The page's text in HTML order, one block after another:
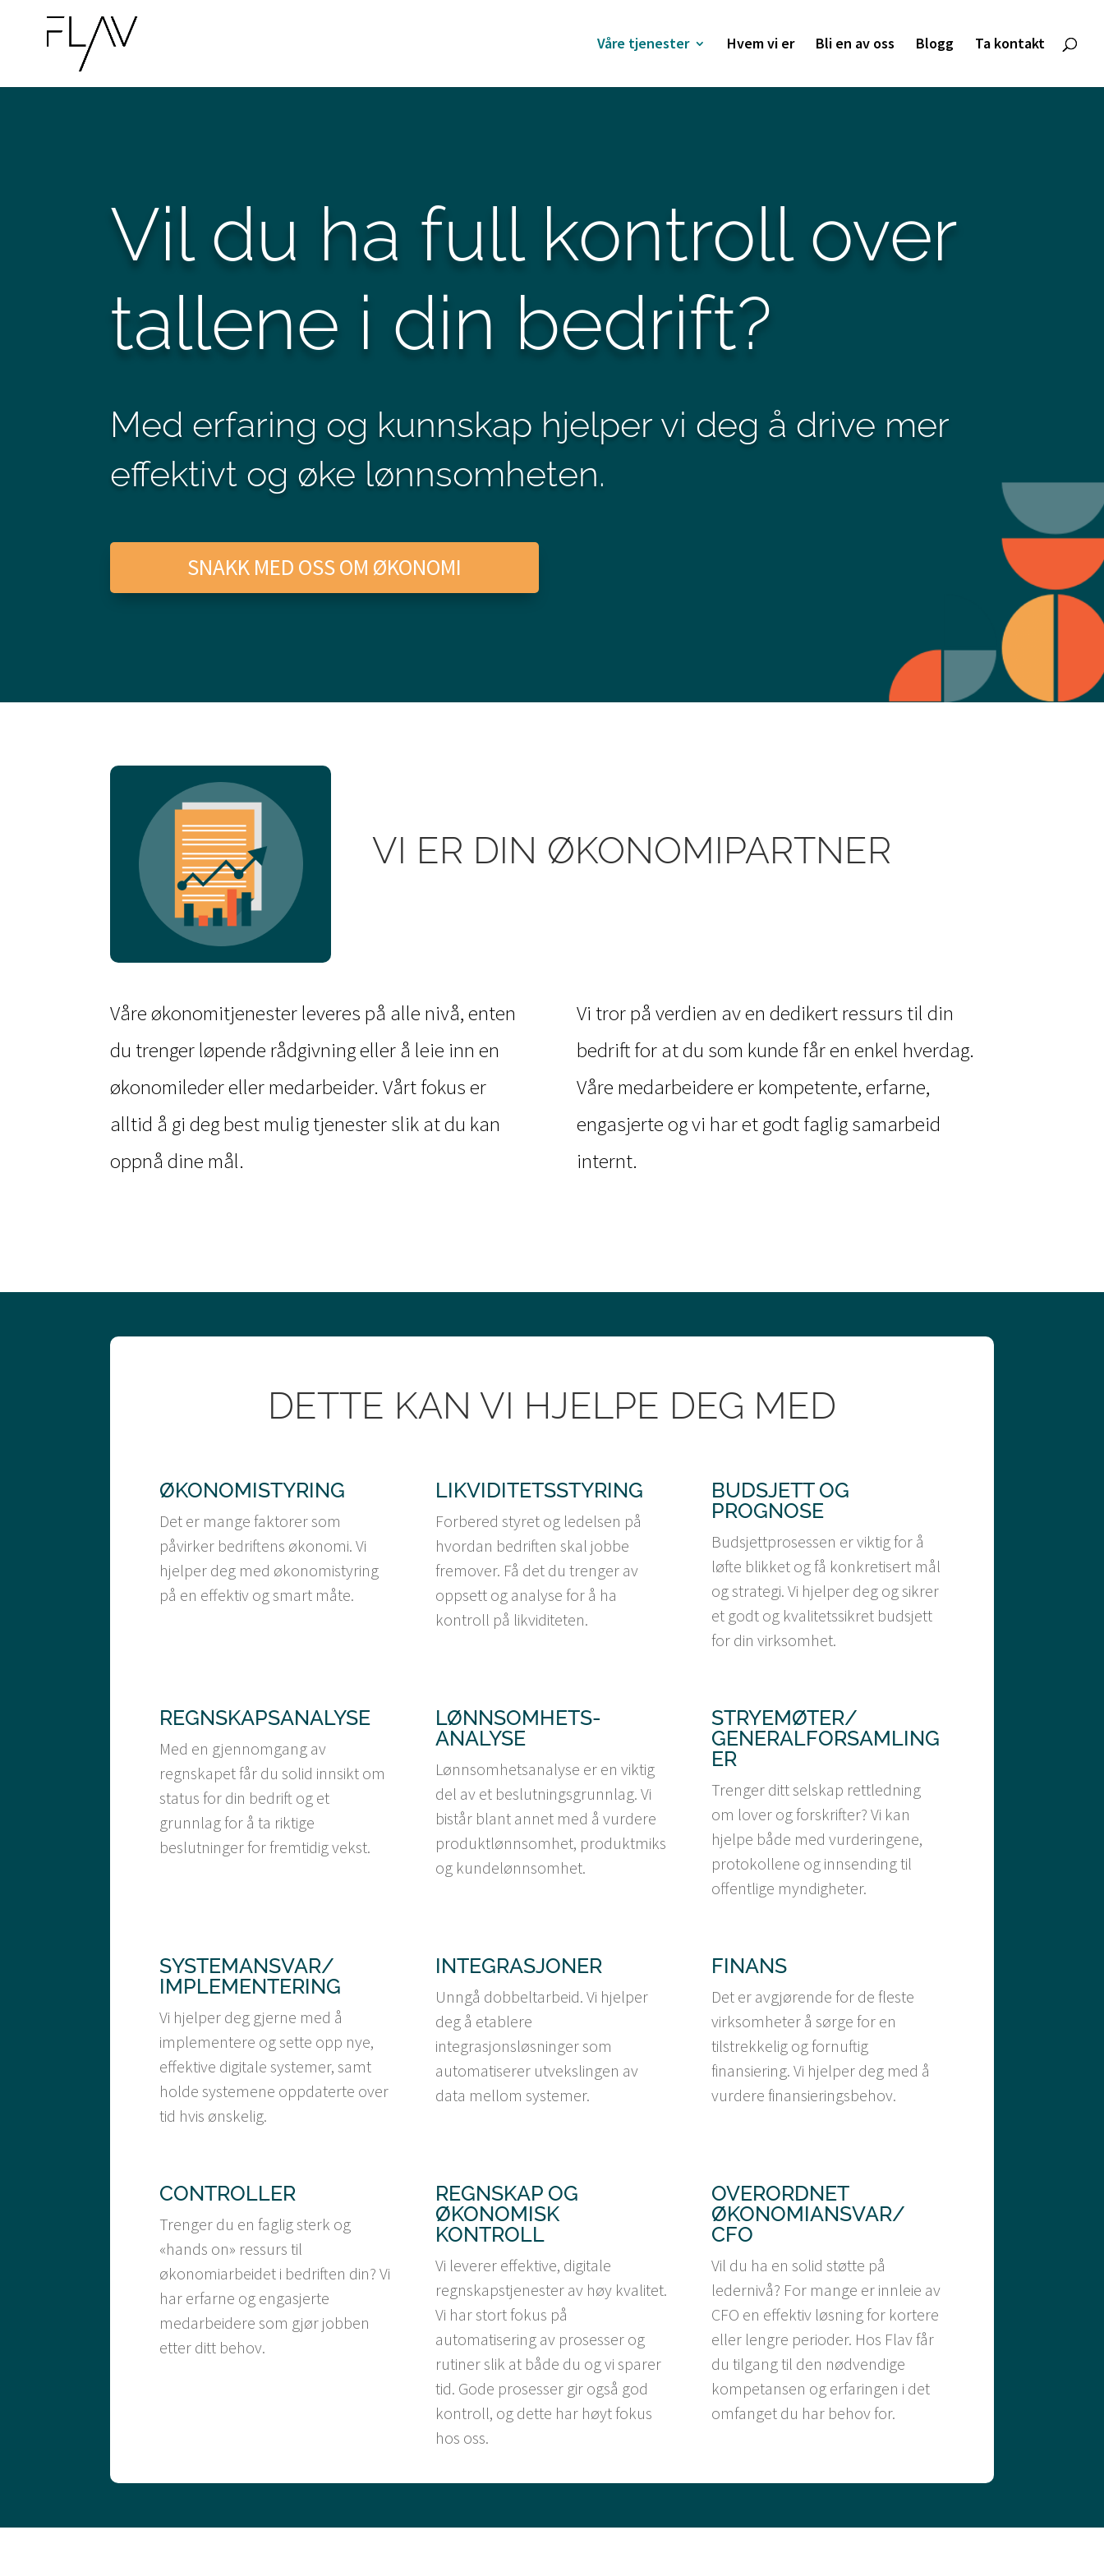
Våre tjenester Hvem vi er Bli en av oss Blogg Ta kontakt
Vil du ha full kontroll over
tallene i din bedrift?
Med erfaring og kunnskap hjelper vi deg å drive mer
effektivt og øke lønnsomheten.
SNAKK MED OSS OM ØKONOMI
VI ER DIN ØKONOMIPARTNER
Våre økonomitjenester leveres på alle nivå, enten
du trenger løpende rådgivning eller å leie inn en
økonomileder eller medarbeider. Vårt fokus er
alltid å gi deg best mulig tjenester slik at du kan
oppnå dine mål.
Vi tror på verdien av en dedikert ressurs til din
bedrift for at du som kunde får en enkel hverdag.
Våre medarbeidere er kompetente, erfarne,
engasjerte og vi har et godt faglig samarbeid
internt.
DETTE KAN VI HJELPE DEG MED
ØKONOMISTYRING
Det er mange faktorer som
påvirker bedriftens økonomi. Vi
hjelper deg med økonomistyring
på en effektiv og smart måte.
LIKVIDITETSSTYRING
Forbered styret og ledelsen på
hvordan bedriften skal jobbe
fremover. Få det du trenger av
oppsett og analyse for å ha
kontroll på likviditeten.
BUDSJETT OG
PROGNOSE
Budsjettprosessen er viktig for å
løfte blikket og få konkretisert mål
og strategi. Vi hjelper deg og sikrer
et godt og kvalitetssikret budsjett
for din virksomhet.
REGNSKAPSANALYSE
Med en gjennomgang av
regnskapet får du solid innsikt om
status for din bedrift og et
grunnlag for å ta riktige
beslutninger for fremtidig vekst.
LØNNSOMHETS-
ANALYSE
Lønnsomhetsanalyse er en viktig
del av et beslutningsgrunnlag. Vi
bistår blant annet med å vurdere
produktlønnsomhet, produktmiks
og kundelønnsomhet.
STRYEMØTER/
GENERALFORSAMLING
ER
Trenger ditt selskap rettledning
om lover og forskrifter? Vi kan
hjelpe både med vurderingene,
protokollene og innsending til
offentlige myndigheter.
SYSTEMANSVAR/
IMPLEMENTERING
Vi hjelper deg gjerne med å
implementere og sette opp nye,
effektive digitale systemer, samt
holde systemene oppdaterte over
tid hvis ønskelig.
INTEGRASJONER
Unngå dobbeltarbeid. Vi hjelper
deg å etablere
integrasjonsløsninger som
automatiserer utvekslingen av
data mellom systemer.
FINANS
Det er avgjørende for de fleste
virksomheter å sørge for en
tilstrekkelig og fornuftig
finansiering. Vi hjelper deg med å
vurdere finansieringsbehov.
CONTROLLER
Trenger du en faglig sterk og
«hands on» ressurs til
økonomiarbeidet i bedriften din? Vi
har erfarne og engasjerte
medarbeidere som gjør jobben
etter ditt behov.
REGNSKAP OG
ØKONOMISK
KONTROLL
Vi leverer effektive, digitale
regnskapstjenester av høy kvalitet.
Vi har stort fokus på
automatisering av prosesser og
rutiner slik at både du og vi sparer
tid. Gode prosesser gir også god
kontroll, og dette har høyt fokus
hos oss.
OVERORDNET
ØKONOMIANSVAR/
CFO
Vil du ha en solid støtte på
ledernivå? For mange er innleie av
CFO en effektiv løsning for kortere
eller lengre perioder. Hos Flav får
du tilgang til den nødvendige
kompetansen og erfaringen i det
omfanget du har behov for.